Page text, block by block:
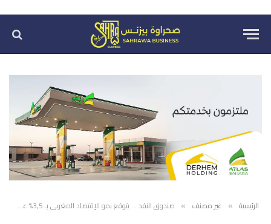
الرئيسية » غير مصنف » صندوق النقد … يتوقع نمو الإقتصاد المغربي بـ 3,5% على المدى المتوسط …